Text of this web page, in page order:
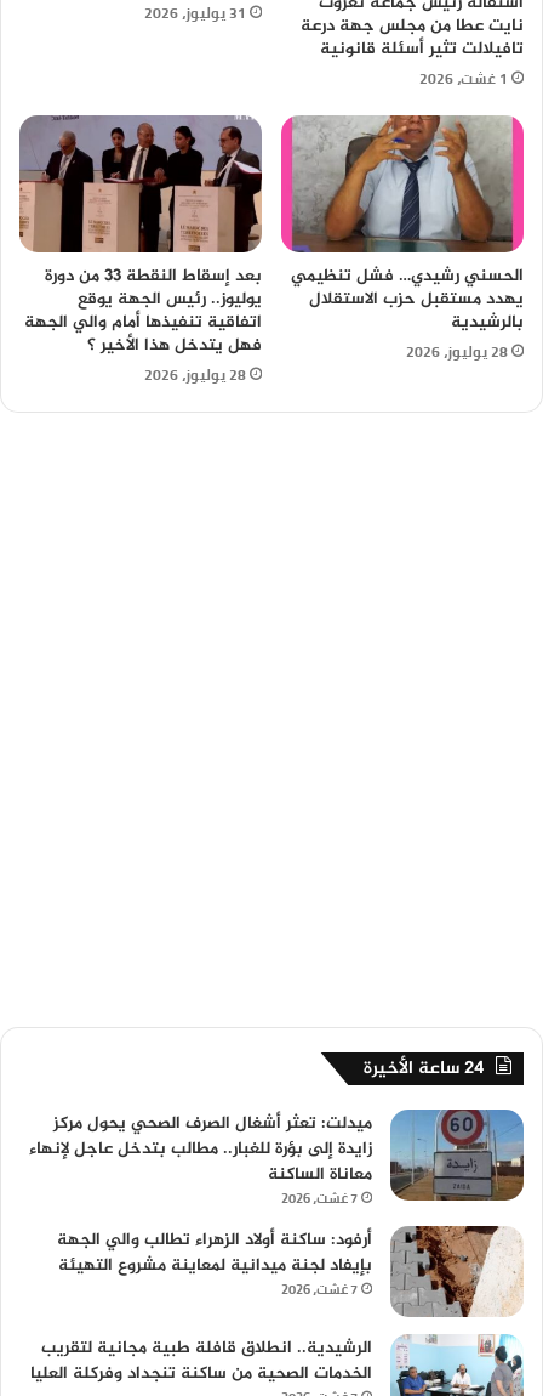
نايت عطا من مجلس جهة درعة
تافيلالت تثير أسئلة قانونية
1 غشت، 2026
31 يوليوز، 2026
الحسني رشيدي… فشل تنظيمي
يهدد مستقبل حزب الاستقلال
بالرشيدية
28 يوليوز، 2026
بعد إسقاط النقطة 33 من دورة
يوليوز.. رئيس الجهة يوقع
اتفاقية تنفيذها أمام والي الجهة
فهل يتدخل هذا الأخير ؟
28 يوليوز، 2026
24 ساعة الأخيرة
ميدلت: تعثر أشغال الصرف الصحي يحول مركز
زايدة إلى بؤرة للغبار.. مطالب بتدخل عاجل لإنهاء
معاناة الساكنة
7 غشت، 2026
أرفود: ساكنة أولاد الزهراء تطالب والي الجهة
بإيفاد لجنة ميدانية لمعاينة مشروع التهيئة
7 غشت، 2026
الرشيدية.. انطلاق قافلة طبية مجانية لتقريب
الخدمات الصحية من ساكنة تنجداد وفركلة العليا